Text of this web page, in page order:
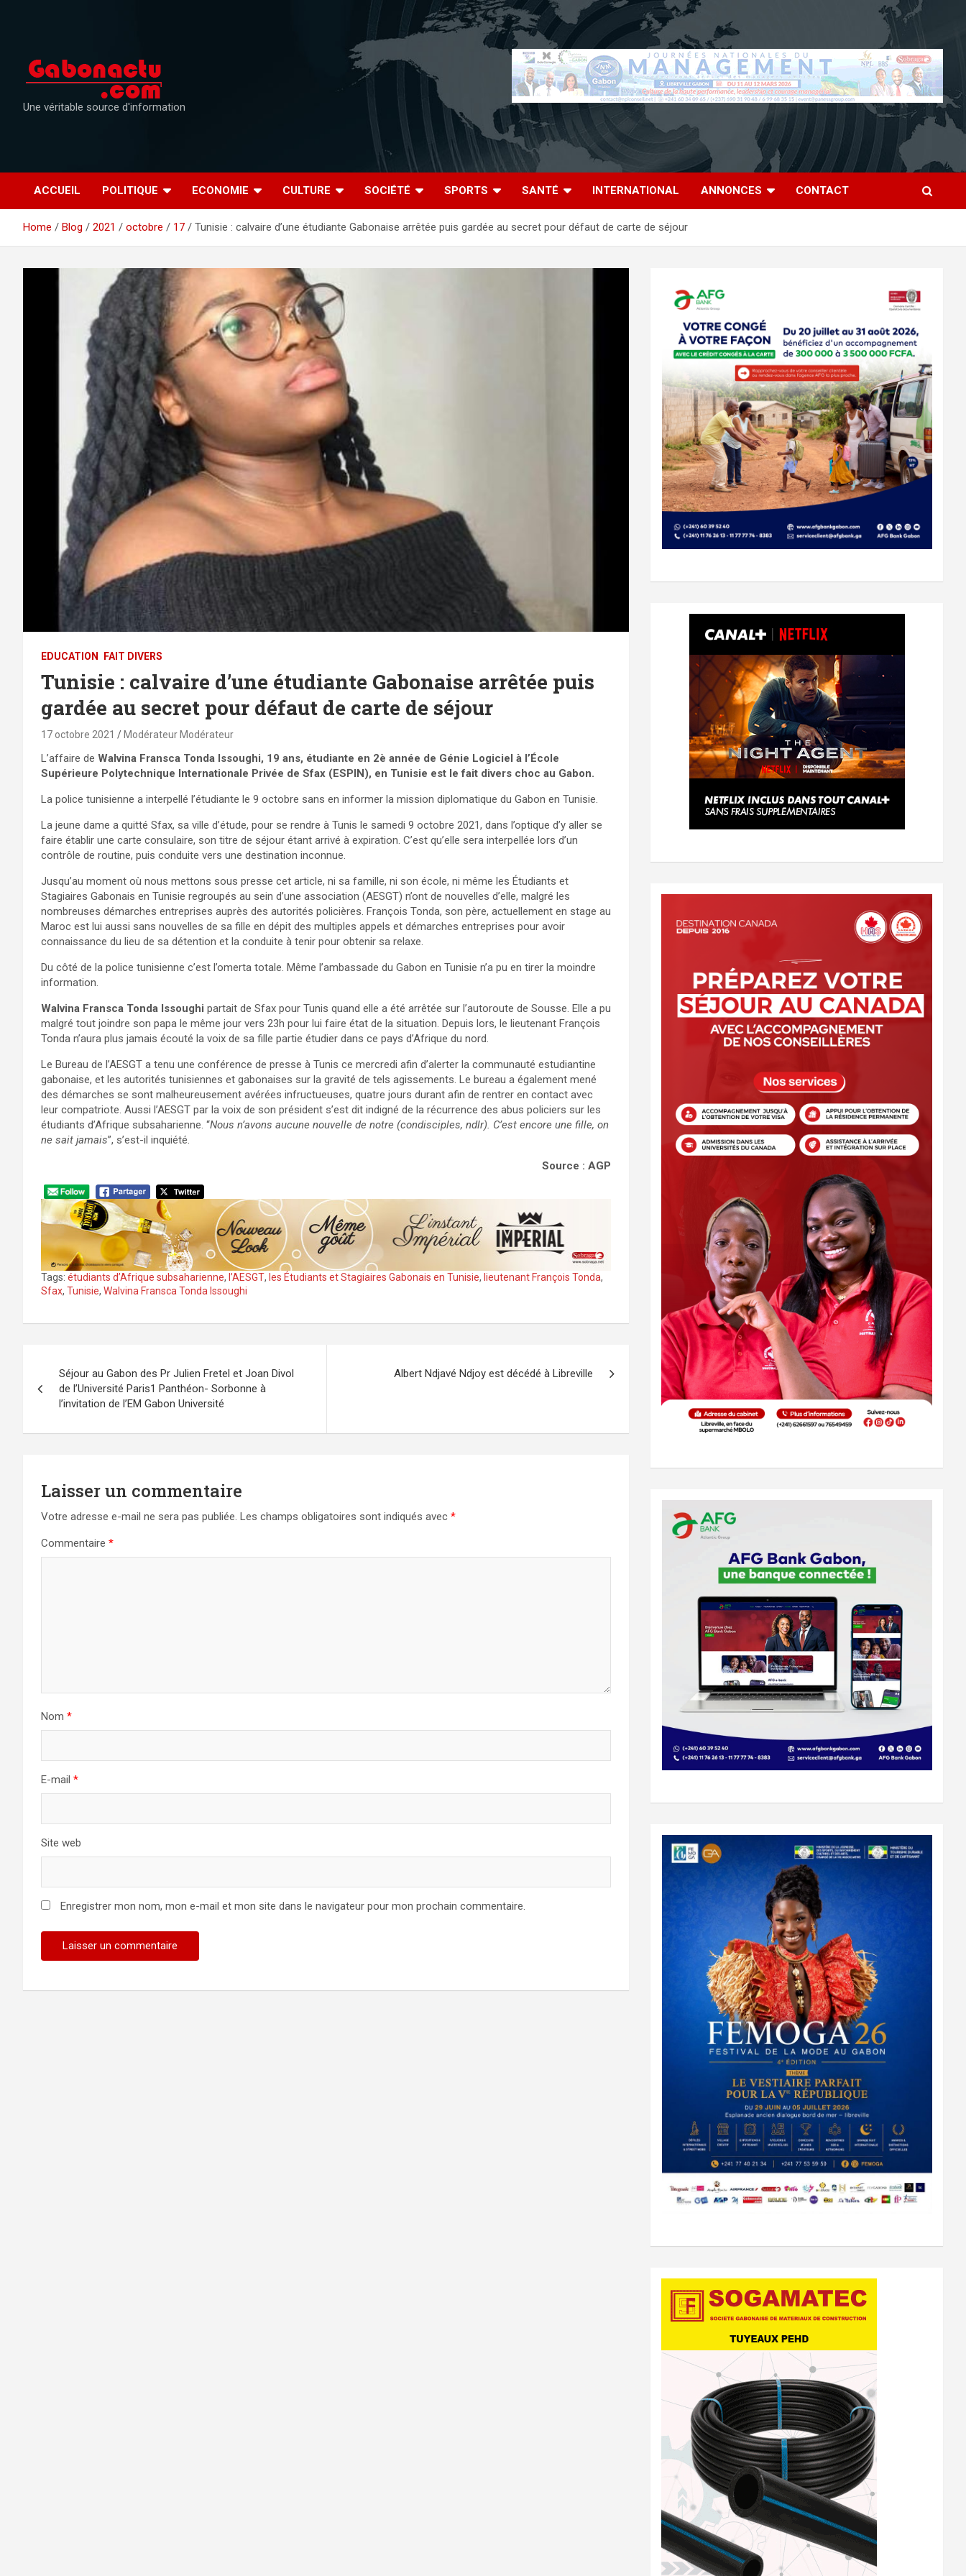
Une véritable source d'information
ACCUEIL POLITIQUE ECONOMIE CULTURE SOCIÉTÉ SPORTS SANTÉ INTERNATIONAL ANNONCES CONTACT
Home Blog 2021 octobre 17 Tunisie : calvaire d’une étudiante Gabonaise arrêtée puis gardée au secret pour défaut de carte de séjour
EDUCATION FAIT DIVERS
Tunisie : calvaire d’une étudiante Gabonaise arrêtée puis
gardée au secret pour défaut de carte de séjour
17 octobre 2021 Modérateur Modérateur
L’affaire de Walvina Fransca Tonda Issoughi, 19 ans, étudiante en 2è année de Génie Logiciel à l’École
Supérieure Polytechnique Internationale Privée de Sfax (ESPIN), en Tunisie est le fait divers choc au Gabon.
La police tunisienne a interpellé l’étudiante le 9 octobre sans en informer la mission diplomatique du Gabon en Tunisie.
La jeune dame a quitté Sfax, sa ville d’étude, pour se rendre à Tunis le samedi 9 octobre 2021, dans l’optique d’y aller se
faire établir une carte consulaire, son titre de séjour étant arrivé à expiration. C’est qu’elle sera interpellée lors d’un
contrôle de routine, puis conduite vers une destination inconnue.
Jusqu’au moment où nous mettons sous presse cet article, ni sa famille, ni son école, ni même les Étudiants et
Stagiaires Gabonais en Tunisie regroupés au sein d’une association (AESGT) n’ont de nouvelles d’elle, malgré les
nombreuses démarches entreprises auprès des autorités policières. François Tonda, son père, actuellement en stage au
Maroc est lui aussi sans nouvelles de sa fille en dépit des multiples appels et démarches entreprises pour avoir
connaissance du lieu de sa détention et la conduite à tenir pour obtenir sa relaxe.
Du côté de la police tunisienne c’est l’omerta totale. Même l’ambassade du Gabon en Tunisie n’a pu en tirer la moindre
information.
Walvina Fransca Tonda Issoughi partait de Sfax pour Tunis quand elle a été arrêtée sur l’autoroute de Sousse. Elle a pu
malgré tout joindre son papa le même jour vers 23h pour lui faire état de la situation. Depuis lors, le lieutenant François
Tonda n’aura plus jamais écouté la voix de sa fille partie étudier dans ce pays d’Afrique du nord.
Le Bureau de l’AESGT a tenu une conférence de presse à Tunis ce mercredi afin d’alerter la communauté estudiantine
gabonaise, et les autorités tunisiennes et gabonaises sur la gravité de tels agissements. Le bureau a également mené
des démarches se sont malheureusement avérées infructueuses, quatre jours durant afin de rentrer en contact avec
leur compatriote. Aussi l’AESGT par la voix de son président s’est dit indigné de la récurrence des abus policiers sur les
étudiants d’Afrique subsaharienne. “Nous n’avons aucune nouvelle de notre (condisciples, ndlr). C’est encore une fille, on
ne sait jamais”, s’est-il inquiété.
Source : AGP
Tags: étudiants d’Afrique subsaharienne, l’AESGT, les Étudiants et Stagiaires Gabonais en Tunisie, lieutenant François Tonda,
Sfax, Tunisie, Walvina Fransca Tonda Issoughi
de
l’article
Séjour au Gabon des Pr Julien Fretel et Joan Divol
de l’Université Paris1 Panthéon- Sorbonne à
l’invitation de l’EM Gabon Université
Albert Ndjavé Ndjoy est décédé à Libreville
Laisser un commentaire
Votre adresse e-mail ne sera pas publiée. Les champs obligatoires sont indiqués avec *
Commentaire *
Nom *
E-mail *
Site web
Enregistrer mon nom, mon e-mail et mon site dans le navigateur pour mon prochain commentaire.